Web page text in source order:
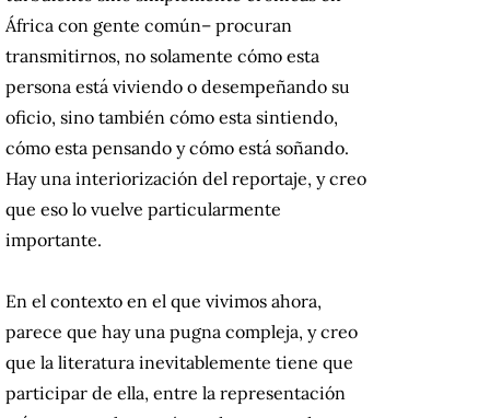
África con gente común– procuran
transmitirnos, no solamente cómo esta
persona está viviendo o desempeñando su
oficio, sino también cómo esta sintiendo,
cómo esta pensando y cómo está soñando.
Hay una interiorización del reportaje, y creo
que eso lo vuelve particularmente
importante.
En el contexto en el que vivimos ahora,
parece que hay una pugna compleja, y creo
que la literatura inevitablemente tiene que
participar de ella, entre la representación